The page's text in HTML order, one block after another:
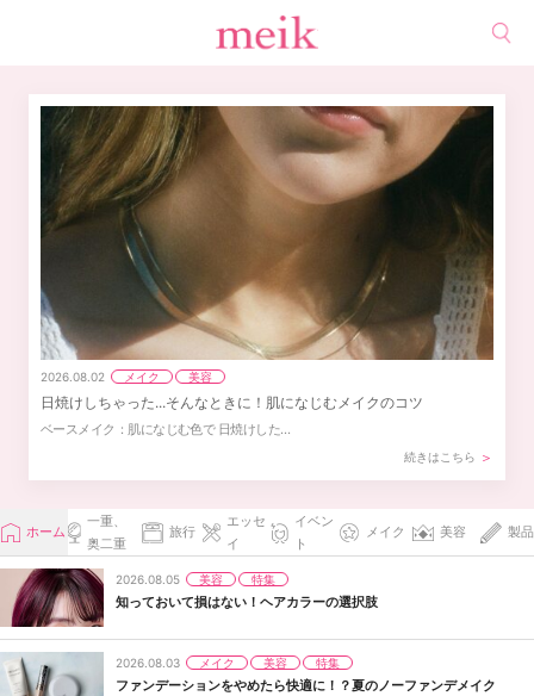
2026.08.02 メイク 美容
日焼けしちゃった...そんなときに！肌になじむメイクのコツ
ベースメイク：肌になじむ色で 日焼けした…
続きはこちら
ホーム
一重、
奥二重
旅行
エッセ
イ
イベン
ト
メイク 美容 製品
2026.08.05 美容 特集
知っておいて損はない！ヘアカラーの選択肢
2026.08.03 メイク 美容 特集
ファンデーションをやめたら快適に！？夏のノーファンデメイク